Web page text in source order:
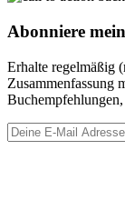
Abonniere
Erhalte regelmäßig
Zusammenfassung